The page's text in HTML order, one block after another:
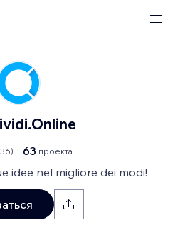
36) 63 проекта
idee nel migliore dei modi!